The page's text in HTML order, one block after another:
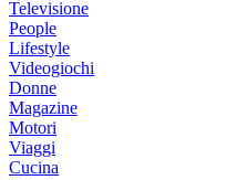
Televisione
People
Lifestyle
Videogiochi
Donne
Magazine
Motori
Viaggi
Cucina